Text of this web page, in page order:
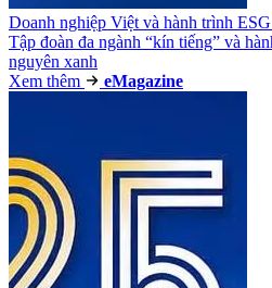
Doanh nghiệp Việt và hành trình
Tập đoàn đa ngành “kín tiếng” và
nguyên xanh
Xem thêm
eMagazine